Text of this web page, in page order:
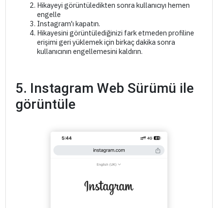
Hikayeyi görüntüledikten sonra kullanıcıyı hemen
engelle
Instagram'ı kapatın.
Hikayesini görüntülediğinizi fark etmeden profiline
erişimi geri yüklemek için birkaç dakika sonra
kullanıcının engellemesini kaldırın.
5. Instagram Web Sürümü ile
görüntüle